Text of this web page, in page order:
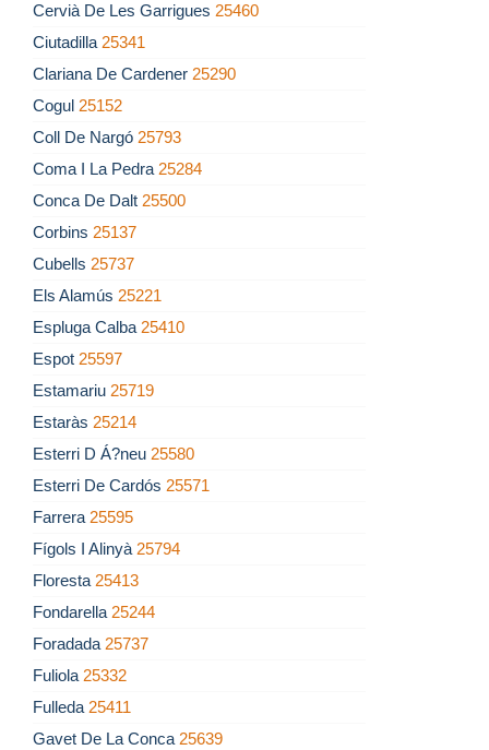
Cervià De Les Garrigues 25460
Ciutadilla 25341
Clariana De Cardener 25290
Cogul 25152
Coll De Nargó 25793
Coma I La Pedra 25284
Conca De Dalt 25500
Corbins 25137
Cubells 25737
Els Alamús 25221
Espluga Calba 25410
Espot 25597
Estamariu 25719
Estaràs 25214
Esterri D Á?neu 25580
Esterri De Cardós 25571
Farrera 25595
Fígols I Alinyà 25794
Floresta 25413
Fondarella 25244
Foradada 25737
Fuliola 25332
Fulleda 25411
Gavet De La Conca 25639